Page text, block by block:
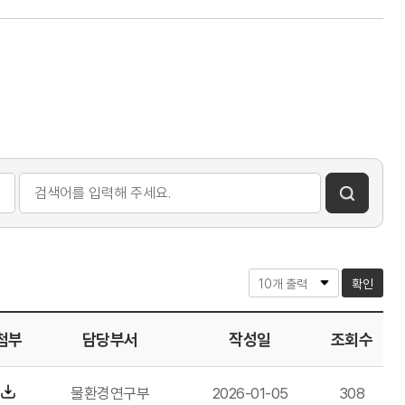
확인
부 담당부서 작성일 조회수
물환경연구부 2026-01-05 308